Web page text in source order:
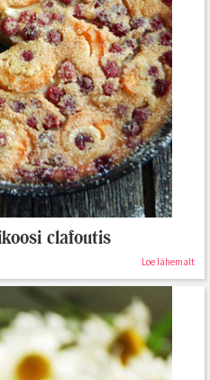
clafoutis
Loe lähemalt